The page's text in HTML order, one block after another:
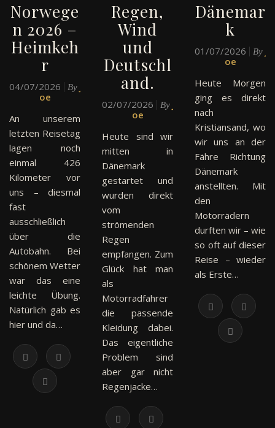
Norwege
n 2026 –
Heimkeh
r
04/07/2026 By
oe
An unserem
letzten Reisetag
lagen noch
einmal 426
Kilometer vor
uns – diesmal
fast
ausschließlich
über die
Autobahn. Bei
schönem Wetter
war das eine
leichte Übung.
Natürlich gab es
hier und da…
Regen,
Wind
und
Deutschl
and.
02/07/2026 By
oe
Heute sind wir
mitten in
Dänemark
gestartet und
wurden direkt
vom
strömenden
Regen
empfangen. Zum
Glück hat man
als
Motorradfahrer
die passende
Kleidung dabei.
Das eigentliche
Problem sind
aber gar nicht
Regenjacke…
Dänemar
k
01/07/2026 By
oe
Heute Morgen
ging es direkt
nach
Kristiansand, wo
wir uns an der
Fähre Richtung
Dänemark
anstellten. Mit
den
Motorrädern
durften wir – wie
so oft auf dieser
Reise – wieder
als Erste…